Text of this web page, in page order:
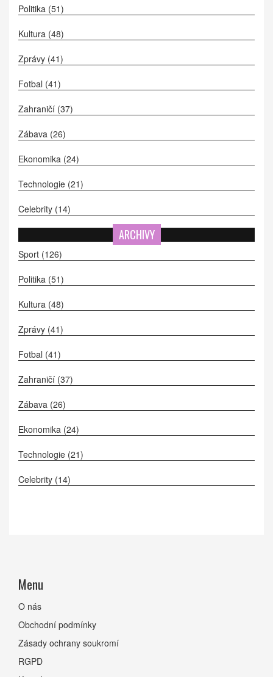
Politika (51)
Kultura (48)
Zprávy (41)
Fotbal (41)
Zahraničí (37)
Zábava (26)
Ekonomika (24)
Technologie (21)
Celebrity (14)
ARCHIVY
Sport (126)
Politika (51)
Kultura (48)
Zprávy (41)
Fotbal (41)
Zahraničí (37)
Zábava (26)
Ekonomika (24)
Technologie (21)
Celebrity (14)
Menu
O nás
Obchodní podmínky
Zásady ochrany soukromí
RGPD